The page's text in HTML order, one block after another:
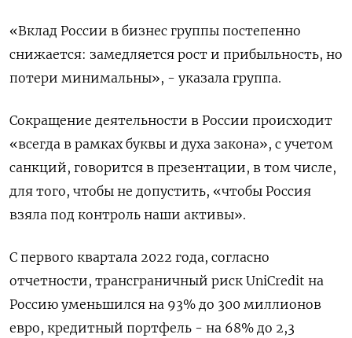
«Вклад России в бизнес группы постепенно
снижается: замедляется рост и прибыльность, но
потери минимальны», - указала группа.
Сокращение деятельности в России происходит
«всегда в рамках буквы и духа закона», с учетом
санкций, говорится в презентации, в том числе,
для того, чтобы не допустить, «чтобы Россия
взяла под контроль наши активы».
С первого квартала 2022 года, согласно
отчетности, трансграничный риск UniCredit на
Россию уменьшился на 93% до 300 миллионов
евро, кредитный портфель - на 68% до 2,3